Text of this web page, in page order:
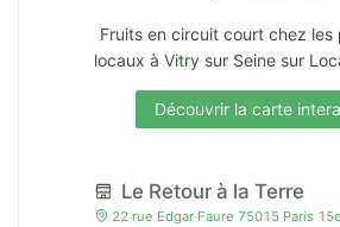
Fruits en circuit court chez les
locaux à Vitry sur Seine sur
Découvrir la carte
Le Retour à la Terre
22 rue Edgar Faure 75015 Paris